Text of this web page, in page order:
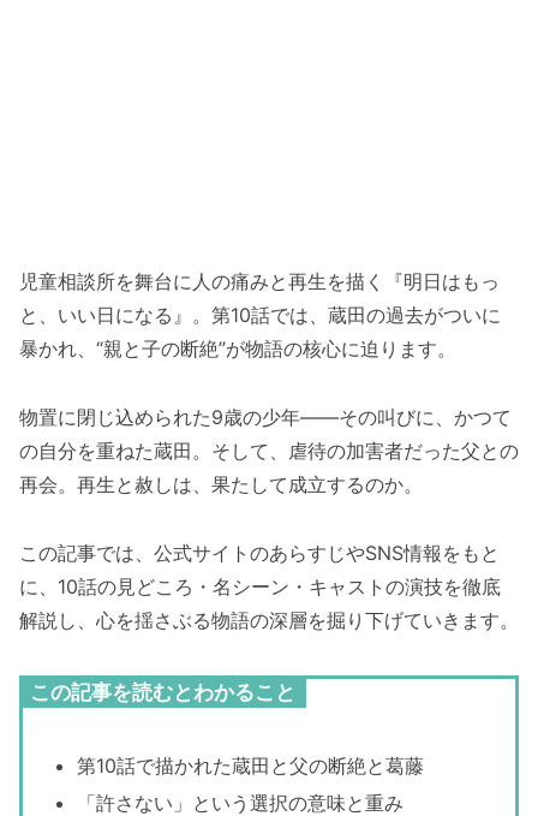
児童相談所を舞台に人の痛みと再生を描く『明日はもっ
と、いい日になる』。第10話では、蔵田の過去がついに
暴かれ、“親と子の断絶”が物語の核心に迫ります。
物置に閉じ込められた9歳の少年――その叫びに、かつて
の自分を重ねた蔵田。そして、虐待の加害者だった父との
再会。再生と赦しは、果たして成立するのか。
この記事では、公式サイトのあらすじやSNS情報をもと
に、10話の見どころ・名シーン・キャストの演技を徹底
解説し、心を揺さぶる物語の深層を掘り下げていきます。
この記事を読むとわかること
第10話で描かれた蔵田と父の断絶と葛藤
「許さない」という選択の意味と重み